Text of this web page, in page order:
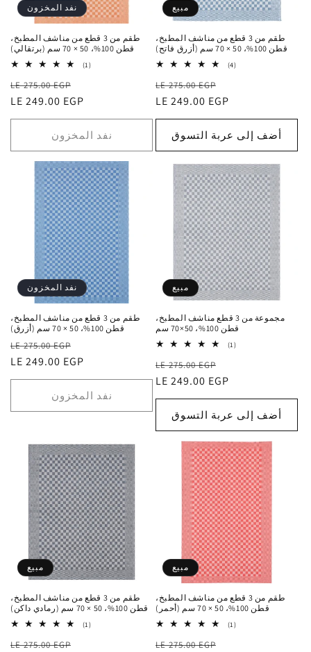
o
n
:
نفد المخزون
طقم من 3 قطع من مناشف المطبخ،
قطن 100%، 50 × 70 سم (برتقالي)
(1)1
السعر
الاعتيادي
LE 275.00 EGP
البيعLE 249.00 EGP
نفد المخزون
مبيع
طقم من 3 قطع من مناشف المطبخ،
قطن 100%، 50 × 70 سم (أزرق فاتح)
(4)4
السعر
الاعتيادي
LE 275.00 EGP
البيعLE 249.00 EGP
أضف إلى عربة التسوق
نفد المخزون
طقم من 3 قطع من مناشف المطبخ،
قطن 100%، 50 × 70 سم (أزرق)
السعر
الاعتيادي
LE 275.00 EGP
البيعLE 249.00 EGP
نفد المخزون
مبيع
مجموعة من 3 قطع مناشف المطبخ،
قطن 100%، 50×70 سم
(1)1
السعر
الاعتيادي
LE 275.00 EGP
البيعLE 249.00 EGP
أضف إلى عربة التسوق
مبيع
طقم من 3 قطع من مناشف المطبخ،
قطن 100%، 50 × 70 سم (رمادي داكن)
(1)1
السعر
LE 275.00 EGP
مبيع
طقم من 3 قطع من مناشف المطبخ،
قطن 100%، 50 × 70 سم (أحمر)
(1)1
السعر
LE 275.00 EGP